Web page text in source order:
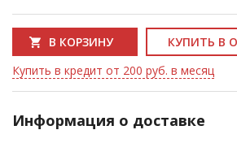
В КОРЗИНУ
КУПИТЬ В
Купить в кредит от 200 руб. в месяц
Информация о доставке